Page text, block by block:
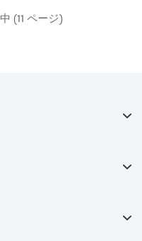
(11 ページ)